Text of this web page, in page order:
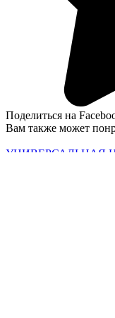
Поделиться на
Вам также может
УНИВЕРСАЛЬНАЯ